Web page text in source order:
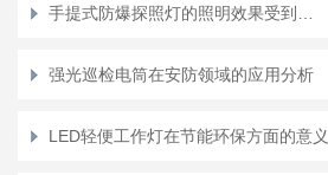
强光巡检电筒在安防领域的应用分析
LED轻便工作灯在节能环保方面的意义